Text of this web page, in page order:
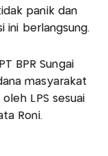
panik dan
ini berlangsung.
BPR Sungai
masyarakat
LPS sesuai
Roni.